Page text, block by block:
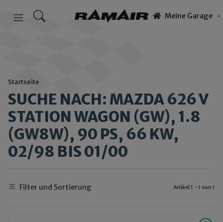
Meine Garage
Startseite
SUCHE NACH: MAZDA 626 V
STATION WAGON (GW), 1.8
(GW8W), 90 PS, 66 KW,
02/98 BIS 01/00
Filter und Sortierung Artikel 1 - 1 von 1